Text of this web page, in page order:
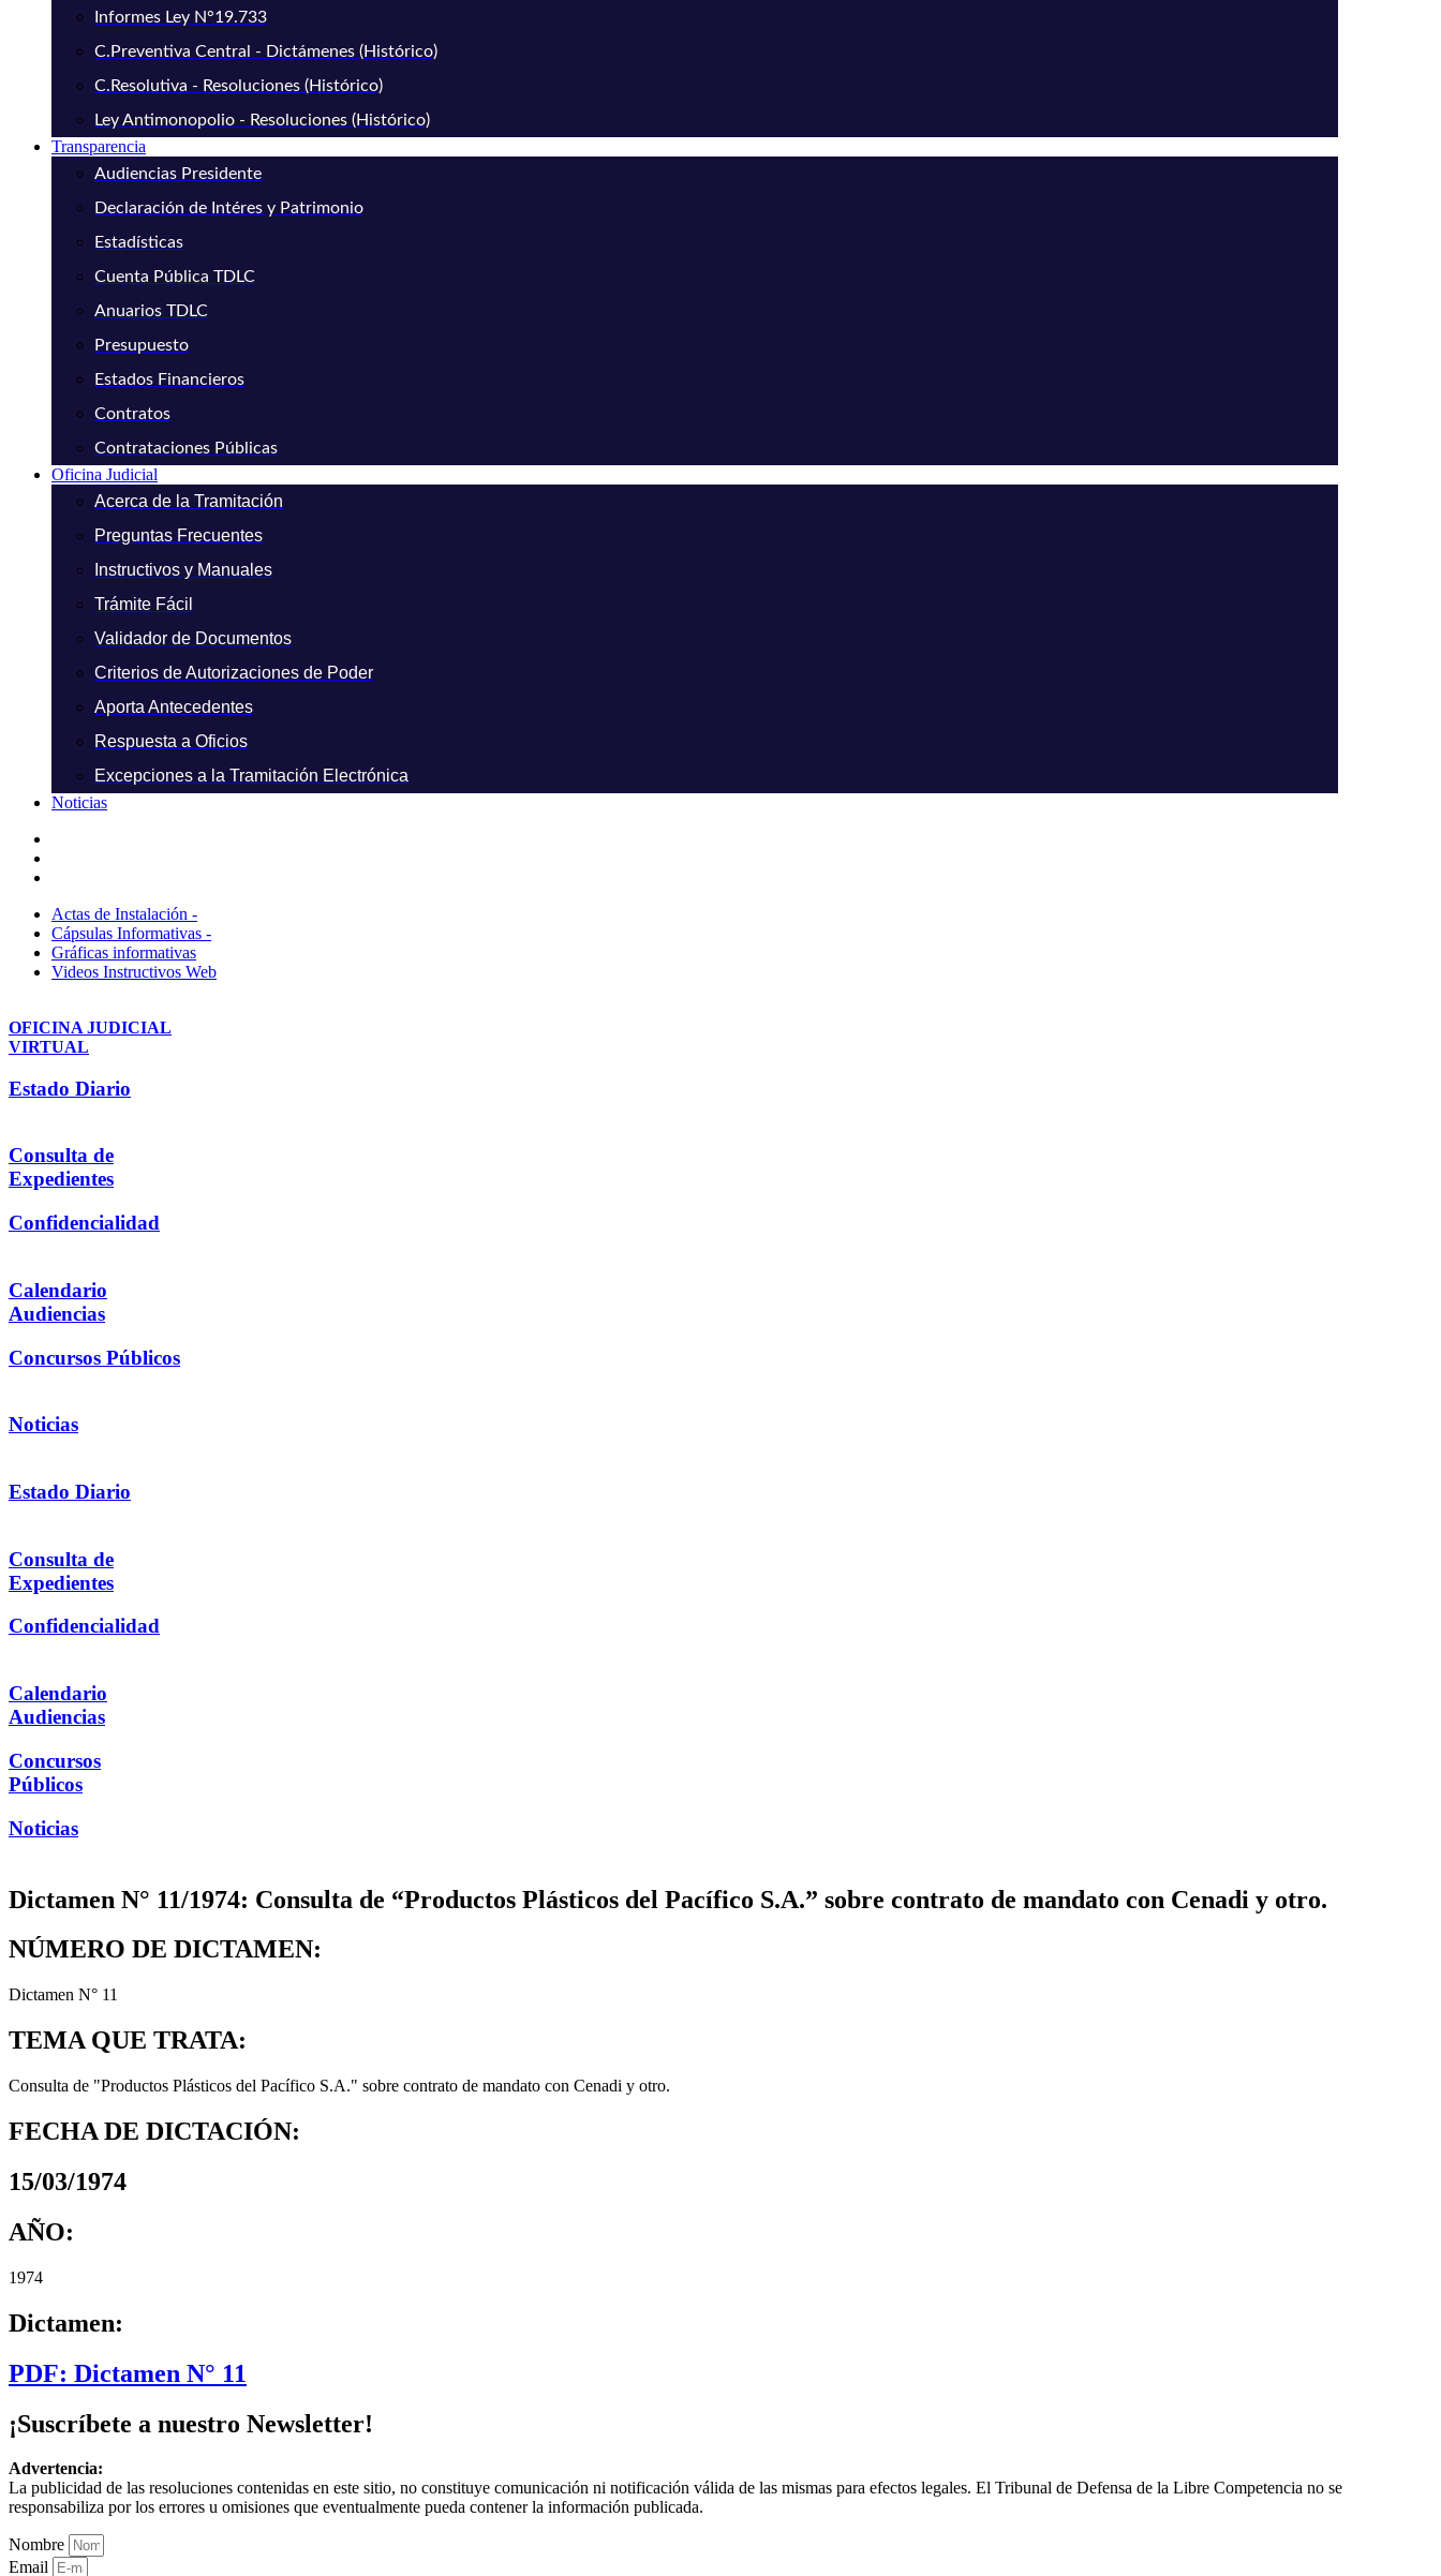
Informes Ley N°19.733
C.Preventiva Central - Dictámenes (Histórico)
C.Resolutiva - Resoluciones (Histórico)
Ley Antimonopolio - Resoluciones (Histórico)
Transparencia
Audiencias Presidente
Declaración de Intéres y Patrimonio
Estadísticas
Cuenta Pública TDLC
Anuarios TDLC
Presupuesto
Estados Financieros
Contratos
Contrataciones Públicas
Oficina Judicial
Acerca de la Tramitación
Preguntas Frecuentes
Instructivos y Manuales
Trámite Fácil
Validador de Documentos
Criterios de Autorizaciones de Poder
Aporta Antecedentes
Respuesta a Oficios
Excepciones a la Tramitación Electrónica
Noticias
Actas de Instalación -
Cápsulas Informativas -
Gráficas informativas
Videos Instructivos Web
OFICINA JUDICIAL
VIRTUAL
Estado Diario
Consulta de
Expedientes
Confidencialidad
Calendario
Audiencias
Concursos Públicos
Noticias
Estado Diario
Consulta de
Expedientes
Confidencialidad
Calendario
Audiencias
Concursos
Públicos
Noticias
Dictamen N° 11/1974: Consulta de “Productos Plásticos del Pacífico S.A.” sobre contrato de mandato con Cenadi y otro.
NÚMERO DE DICTAMEN:
Dictamen N° 11
TEMA QUE TRATA:
Consulta de "Productos Plásticos del Pacífico S.A." sobre contrato de mandato con Cenadi y otro.
FECHA DE DICTACIÓN:
15/03/1974
AÑO:
1974
Dictamen:
PDF: Dictamen N° 11
¡Suscríbete a nuestro Newsletter!
Advertencia:
La publicidad de las resoluciones contenidas en este sitio, no constituye comunicación ni notificación válida de las mismas para efectos legales. El Tribunal de Defensa de la Libre Competencia no se
responsabiliza por los errores u omisiones que eventualmente pueda contener la información publicada.
Nombre
Email